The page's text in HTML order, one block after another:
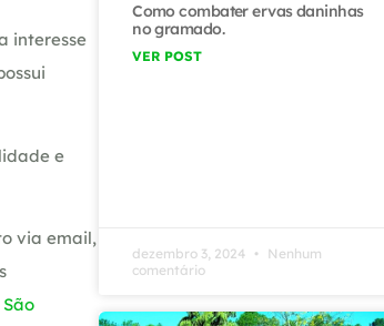
interesse
e
via email,
Como combater ervas daninhas
no gramado.
VER POST
dezembro 3, 2024
Nenhum
comentário